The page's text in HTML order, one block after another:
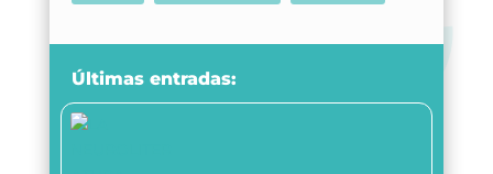
Últimas entradas: